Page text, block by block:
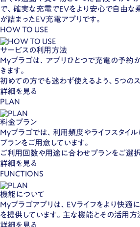
で、確実な充電でEVをより安心で自由な
が詰まったEV充電アプリです。
HOW TO USE
サービスの利用方法
Myプラゴは、アプリひとつで充電の予約
きます。
初めての方でも迷わず使えるよう、5つの
詳細を見る
PLAN
料金プラン
Myプラゴでは、利用頻度やライフスタイ
プランをご用意しています。
ご利用回数や用途に合わせプランをご選択
詳細を見る
FUNCTIONS
機能について
Myプラゴアプリは、EVライフをより快適
を提供しています。​主な機能とその活用方
詳細を見る